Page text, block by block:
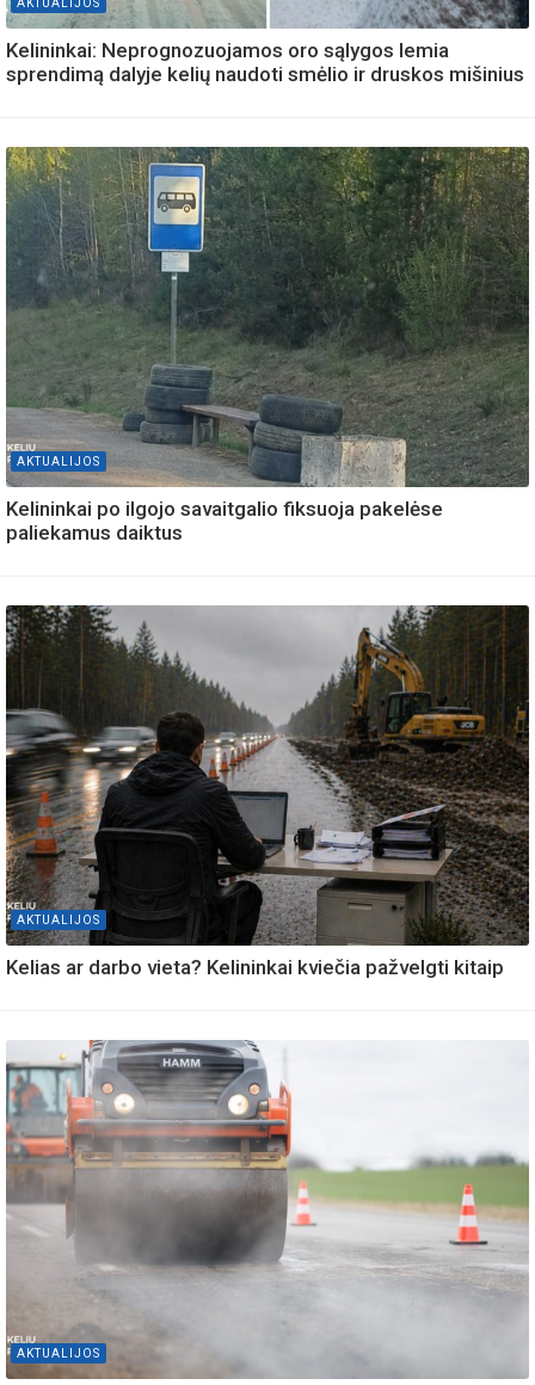
AKTUALIJOS
Kelininkai: Neprognozuojamos oro sąlygos lemia
sprendimą dalyje kelių naudoti smėlio ir druskos mišinius
AKTUALIJOS
Kelininkai po ilgojo savaitgalio fiksuoja pakelėse
paliekamus daiktus
AKTUALIJOS
Kelias ar darbo vieta? Kelininkai kviečia pažvelgti kitaip
AKTUALIJOS